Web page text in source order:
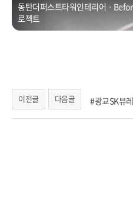
동탄더퍼스트타워인테리어ㆍ
로젝트
이전글 다음글 #광교SK뷰